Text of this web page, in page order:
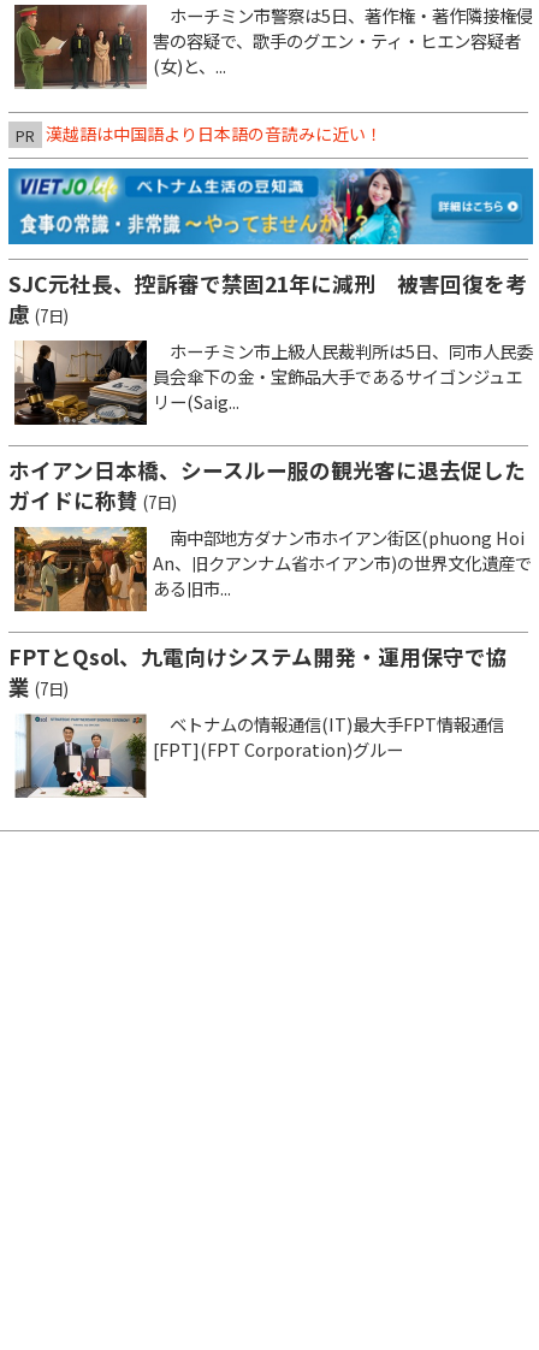
ホーチミン市警察は5日、著作権・著作隣接権侵
害の容疑で、歌手のグエン・ティ・ヒエン容疑者
(女)と、...
PR 漢越語は中国語より日本語の音読みに近い！
SJC元社長、控訴審で禁固21年に減刑 被害回復を考
慮 (7日)
ホーチミン市上級人民裁判所は5日、同市人民委
員会傘下の金・宝飾品大手であるサイゴンジュエ
リー(Saig...
ホイアン日本橋、シースルー服の観光客に退去促した
ガイドに称賛 (7日)
南中部地方ダナン市ホイアン街区(phuong Hoi
An、旧クアンナム省ホイアン市)の世界文化遺産で
ある旧市...
FPTとQsol、九電向けシステム開発・運用保守で協
業 (7日)
ベトナムの情報通信(IT)最大手FPT情報通信
[FPT](FPT Corporation)グルー